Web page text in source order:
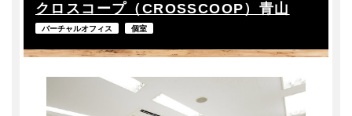
クロスコープ（CROSSCOOP）青山
バーチャルオフィス 個室